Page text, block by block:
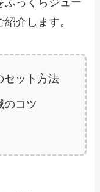
ふっくらジュー
介します。
セット方法
のコツ